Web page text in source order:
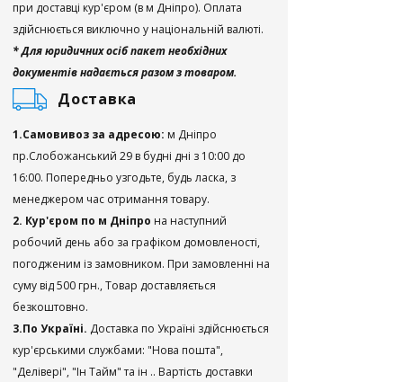
при доставці кур'єром (в м Дніпро). Оплата
здійснюється виключно у національній валюті.
* Для юридичних осіб пакет необхідних
документів надається разом з товаром.
Доставка
1.Самовивоз за адресою: м Дніпро
пр.Слобожанський 29 в будні дні з 10:00 до
16:00. Попередньо узгодьте, будь ласка, з
менеджером час отримання товару.
2. Кур'єром по м Дніпро на наступний
робочий день або за графіком домовленості,
погодженим із замовником. При замовленні на
суму від 500 грн., Товар доставляється
безкоштовно.
3.По Україні. Доставка по Україні здійснюється
кур'єрськими службами: "Нова пошта",
"Делівері", "Ін Тайм" та ін .. Вартість доставки